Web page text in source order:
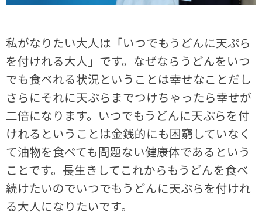
私がなりたい大人は「いつでもうどんに天ぷら
を付けれる大人」です。なぜならうどんをいつ
でも食べれる状況ということは幸せなことだし
さらにそれに天ぷらまでつけちゃったら幸せが
二倍になります。いつでもうどんに天ぷらを付
けれるということは金銭的にも困窮していなく
て油物を食べても問題ない健康体であるという
ことです。長生きしてこれからもうどんを食べ
続けたいのでいつでもうどんに天ぷらを付けれ
る大人になりたいです。